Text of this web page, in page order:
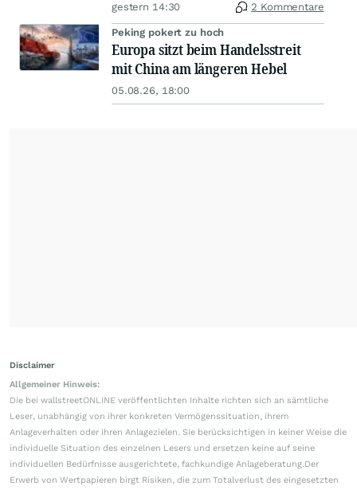
gestern 14:30 2 Kommentare
Peking pokert zu hoch
Europa sitzt beim Handelsstreit
mit China am längeren Hebel
05.08.26, 18:00
Disclaimer
Allgemeiner Hinweis:
Die bei wallstreetONLINE veröffentlichten Inhalte richten sich an sämtliche
Leser, unabhängig von ihrer konkreten Vermögenssituation, ihrem
Anlageverhalten oder ihren Anlagezielen. Sie berücksichtigen in keiner Weise die
individuelle Situation des einzelnen Lesers und ersetzen keine auf seine
individuellen Bedürfnisse ausgerichtete, fachkundige Anlageberatung.Der
Erwerb von Wertpapieren birgt Risiken, die zum Totalverlust des eingesetzten